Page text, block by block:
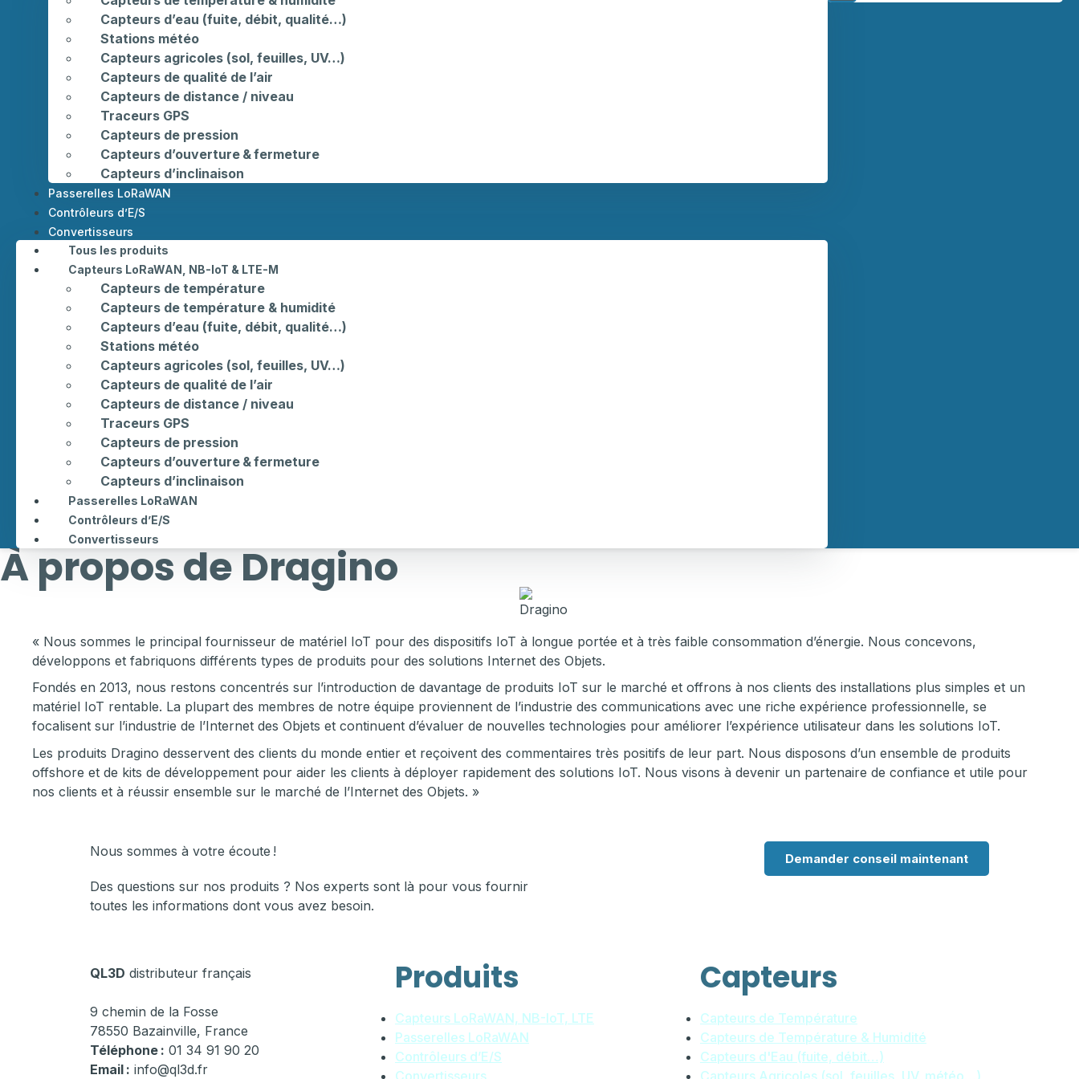
Capteurs d’eau (fuite, débit, qualité…)
Stations météo
Capteurs agricoles (sol, feuilles, UV…)
Capteurs de qualité de l’air
Capteurs de distance / niveau
Traceurs GPS
Capteurs de pression
Capteurs d’ouverture & fermeture
Capteurs d’inclinaison
Passerelles LoRaWAN
Contrôleurs d’E/S
Convertisseurs
Tous les produits
Capteurs LoRaWAN, NB-IoT & LTE-M
Capteurs de température
Capteurs de température & humidité
Capteurs d’eau (fuite, débit, qualité…)
Stations météo
Capteurs agricoles (sol, feuilles, UV…)
Capteurs de qualité de l’air
Capteurs de distance / niveau
Traceurs GPS
Capteurs de pression
Capteurs d’ouverture & fermeture
Capteurs d’inclinaison
Passerelles LoRaWAN
Contrôleurs d’E/S
Convertisseurs
À propos de Dragino
« Nous sommes le principal fournisseur de matériel IoT pour des dispositifs IoT à longue portée et à très faible consommation d’énergie. Nous concevons,
développons et fabriquons différents types de produits pour des solutions Internet des Objets.
Fondés en 2013, nous restons concentrés sur l’introduction de davantage de produits IoT sur le marché et offrons à nos clients des installations plus simples et un
matériel IoT rentable. La plupart des membres de notre équipe proviennent de l’industrie des communications avec une riche expérience professionnelle, se
focalisent sur l’industrie de l’Internet des Objets et continuent d’évaluer de nouvelles technologies pour améliorer l’expérience utilisateur dans les solutions IoT.
Les produits Dragino desservent des clients du monde entier et reçoivent des commentaires très positifs de leur part. Nous disposons d’un ensemble de produits
offshore et de kits de développement pour aider les clients à déployer rapidement des solutions IoT. Nous visons à devenir un partenaire de confiance et utile pour
nos clients et à réussir ensemble sur le marché de l’Internet des Objets. »
Nous sommes à votre écoute !
Des questions sur nos produits ? Nos experts sont là pour vous fournir
toutes les informations dont vous avez besoin.
Demander conseil maintenant
QL3D distributeur français
9 chemin de la Fosse
78550 Bazainville, France
Téléphone : 01 34 91 90 20
Email : info@ql3d.fr
Produits
Capteurs LoRaWAN, NB-IoT, LTE
Passerelles LoRaWAN
Contrôleurs d’E/S
Convertisseurs
Capteurs
Capteurs de Température
Capteurs de Température & Humidité
Capteurs d'Eau (fuite, débit…)
Capteurs Agricoles (sol, feuilles, UV, météo…)